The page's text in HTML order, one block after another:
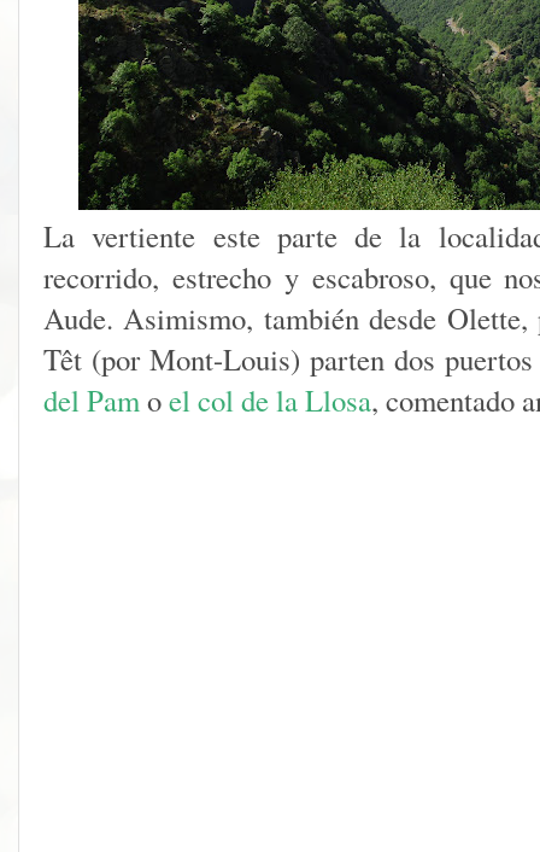
La vertiente este parte de la
recorrido, estrecho y escabroso, que
Aude. Asimismo, también desde
Têt (por Mont-Louis) parten dos
del Pamoel col de la Llosa, comentado